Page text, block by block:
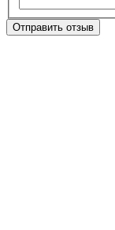
Отправить отзыв